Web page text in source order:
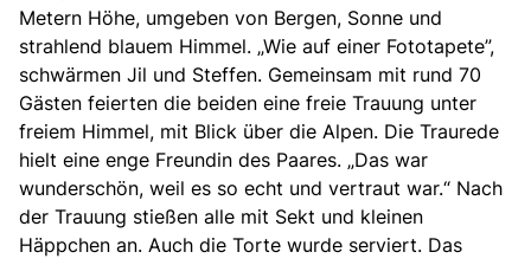
Metern Höhe, umgeben von Bergen, Sonne und
strahlend blauem Himmel. „Wie auf einer Fototapete”,
schwärmen Jil und Steffen. Gemeinsam mit rund 70
Gästen feierten die beiden eine freie Trauung unter
freiem Himmel, mit Blick über die Alpen. Die Traurede
hielt eine enge Freundin des Paares. „Das war
wunderschön, weil es so echt und vertraut war.“ Nach
der Trauung stießen alle mit Sekt und kleinen
Häppchen an. Auch die Torte wurde serviert. Das